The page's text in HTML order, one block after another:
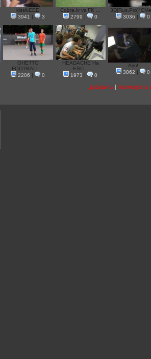
kissikEEE
3941
3
Cobra.lv vs FK ...
2799
0
3036
0
GHETTO
FOOTBALL...
2206
0
HEADACHE Ha
ESC...
1973
0
Aim!
3062
0
добавить посмотреть